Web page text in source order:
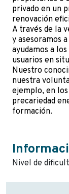
privado en un
renovación
A través de la
y asesoramos
ayudamos a
usuarios en
Nuestro
nuestra
ejemplo, en
precariedad
formación.
Nivel de